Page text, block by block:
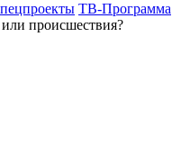
ТВ-Программа
происшествия?